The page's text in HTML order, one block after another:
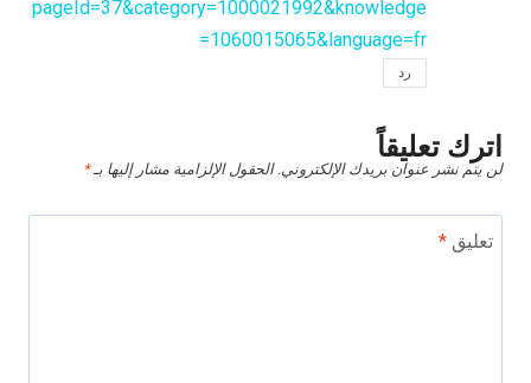
pageId=37&category=1000021992&knowledge
=1060015065&language=fr
رد
اترك تعليقاً
لن يتم نشر عنوان بريدك الإلكتروني. الحقول الإلزامية مشار إليها بـ*
تعليق *